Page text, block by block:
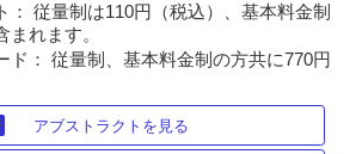
： 従量制は110円（税込）、基本料金制
まれます。
ド： 従量制、基本料金制の方共に770円
アブストラクトを見る